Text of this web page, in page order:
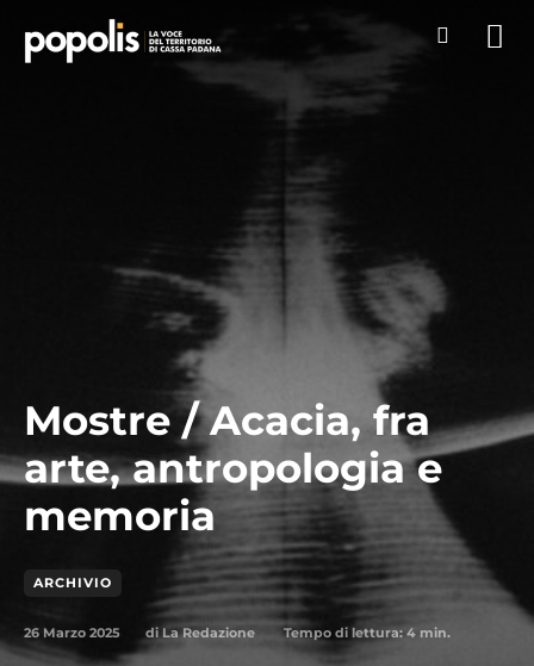
Mostre / Acacia, fra
arte, antropologia e
memoria
ARCHIVIO
26 Marzo 2025 di La Redazione Tempo di lettura: 4 min.